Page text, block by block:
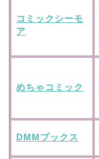
コミックシーモ
ア
めちゃコミック
DMMブックス